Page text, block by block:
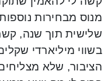
מנוס מבחירות
שלישית תוך שנה,
בשווי מיליארדי
הציבור, שלא